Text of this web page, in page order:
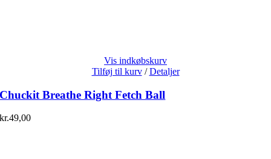
Vis indkøbskurv
Tilføj til kurv / Detaljer
Chuckit Breathe Right Fetch Ball
kr.49,00